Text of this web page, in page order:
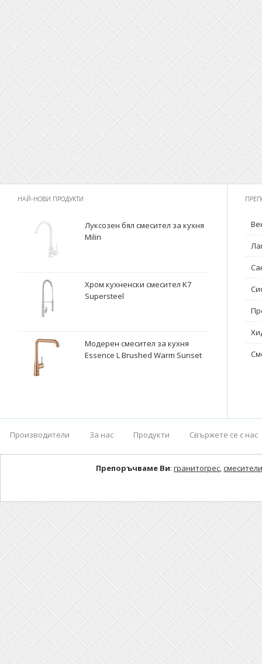
НАЙ-НОВИ ПРОДУКТИ
Луксозен бял смесител за кухня
Milin
Хром кухненски смесител K7
Supersteel
Модерен смесител за кухня
Essence L Brushed Warm Sunset
Производители За нас Продукти Свържете се с нас
Препоръчваме Ви: гранитогрес,